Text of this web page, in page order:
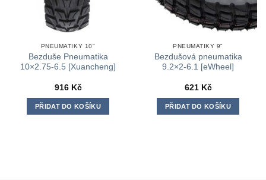
PNEUMATIKY 10"
Bezduše Pneumatika
10×2.75-6.5 [Xuancheng]
916 Kč
PŘIDAT DO KOŠÍKU
PNEUMATIKY 9"
Bezdušová pneumatika
9.2×2-6.1 [eWheel]
621 Kč
PŘIDAT DO KOŠÍKU